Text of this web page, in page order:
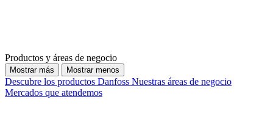
Productos y áreas de negocio
Mostrar más Mostrar menos
Descubre los productos Danfoss Nuestras áreas de negocio
Mercados que atendemos